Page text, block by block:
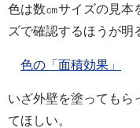
色は数㎝サイズの見本
ズで確認するほうが明
色の「面積効果」
いざ外壁を塗ってもら
てほしい。